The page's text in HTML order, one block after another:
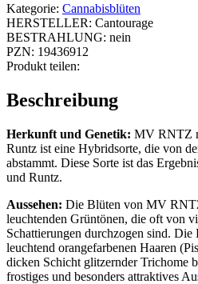
Kategorie: Cannabisblüten
HERSTELLER: Cantourage
BESTRAHLUNG: nein
PZN: 19436912
Produkt teilen:
Beschreibung
Herkunft und Genetik: MV RNTZ
Runtz ist eine Hybridsorte, die von
abstammt. Diese Sorte ist das
und Runtz.
Aussehen: Die Blüten von MV
leuchtenden Grüntönen, die oft von
Schattierungen durchzogen sind.
leuchtend orangefarbenen Haaren
dicken Schicht glitzernder Trichome
frostiges und besonders attraktives